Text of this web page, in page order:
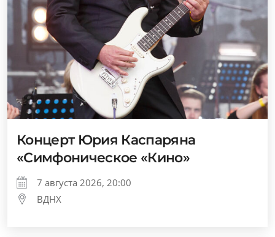
Концерт Юрия Каспаряна
«Симфоническое «Кино»
7 августа 2026, 20:00
ВДНХ